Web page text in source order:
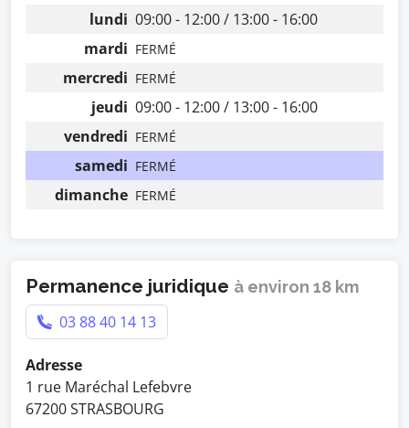
lundi 09:00 - 12:00 / 13:00 - 16:00
mardi FERMÉ
mercredi FERMÉ
jeudi 09:00 - 12:00 / 13:00 - 16:00
vendredi FERMÉ
samedi FERMÉ
dimanche FERMÉ
Permanence juridique à environ 18 km
03 88 40 14 13
Adresse
1 rue Maréchal Lefebvre
67200 STRASBOURG